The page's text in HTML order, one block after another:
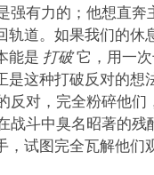
强有力的；他想直
轨道。如果我们的
能是 打破它，用一
这种打破反对的想
反对，完全粉碎他
战斗中臭名昭著的
试图完全瓦解他们